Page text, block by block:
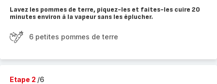
Lavez les pommes de terre, piquez-les et faites-les cuire 20
minutes environ à la vapeur sans les éplucher.
6 petites pommes de terre
Etape 2 /6